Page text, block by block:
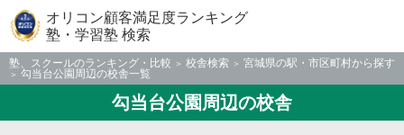
オリコン顧客満足度ランキング
塾・学習塾 検索
塾、スクールのランキング・比較 校舎検索
宮城県の駅・市区町村から探す
勾当台公園周辺の校舎一覧
勾当台公園周辺の校舎